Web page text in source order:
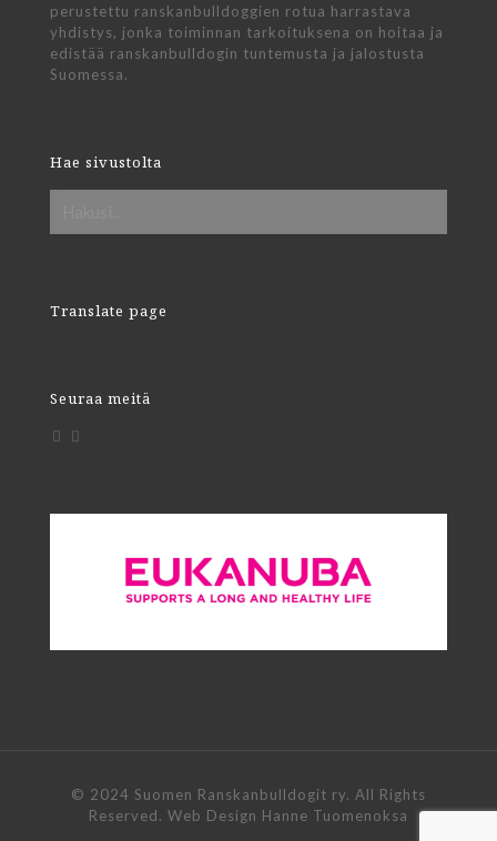
perustettu ranskanbulldoggien rotua harrastava
yhdistys, jonka toiminnan tarkoituksena on hoitaa ja
edistää ranskanbulldogin tuntemusta ja jalostusta
Suomessa.
Hae sivustolta
Translate page
Seuraa meitä
© 2024 Suomen Ranskanbulldogit ry. All Rights
Reserved. Web Design Hanne Tuomenoksa